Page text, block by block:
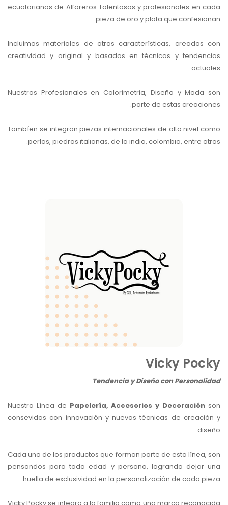
ecuatorianos de Alfareros Talentosos y profesionales en cada
pieza de oro y plata que confesionan.
Incluimos materiales de otras características, creados con
creatividad y original y basados en técnicas y tendencias
actuales.
Nuestros Profesionales en Colorimetria, Diseño y Moda son
parte de estas creaciones.
Tambíen se integran piezas internacionales de alto nivel como
perlas, piedras italianas, de la india, colombia, entre otros.
Vicky Pocky
Tendencia y Diseño con Personalidad
Nuestra Línea dePapelería, Accesorios y Decoraciónson
consevidas con innovación y nuevas técnicas de creación y
diseño.
Cada uno de los productos que forman parte de esta línea, son
pensandos para toda edad y persona, logrando dejar una
huella de exclusividad en la personalización de cada pieza.